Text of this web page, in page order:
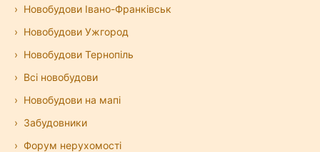
Новобудови Івано-Франківськ
Новобудови Ужгород
Новобудови Тернопіль
Всі новобудови
Новобудови на мапі
Забудовники
Форум нерухомості